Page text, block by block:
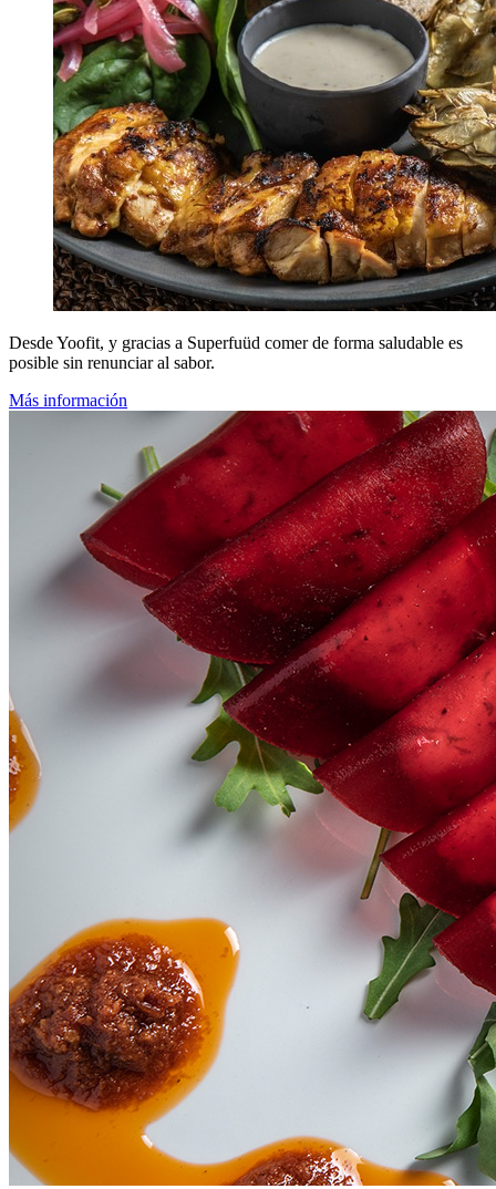
Desde Yoofit, y gracias a Superfuüd comer de forma saludable es
posible sin renunciar al sabor.
Más información